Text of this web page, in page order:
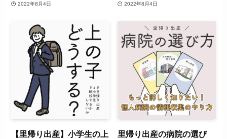
2022年8月4日 2022年8月4日
【里帰り出産】小学生の上
里帰り出産の病院の選び